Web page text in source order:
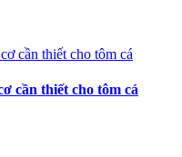
cần thiết cho tôm cá